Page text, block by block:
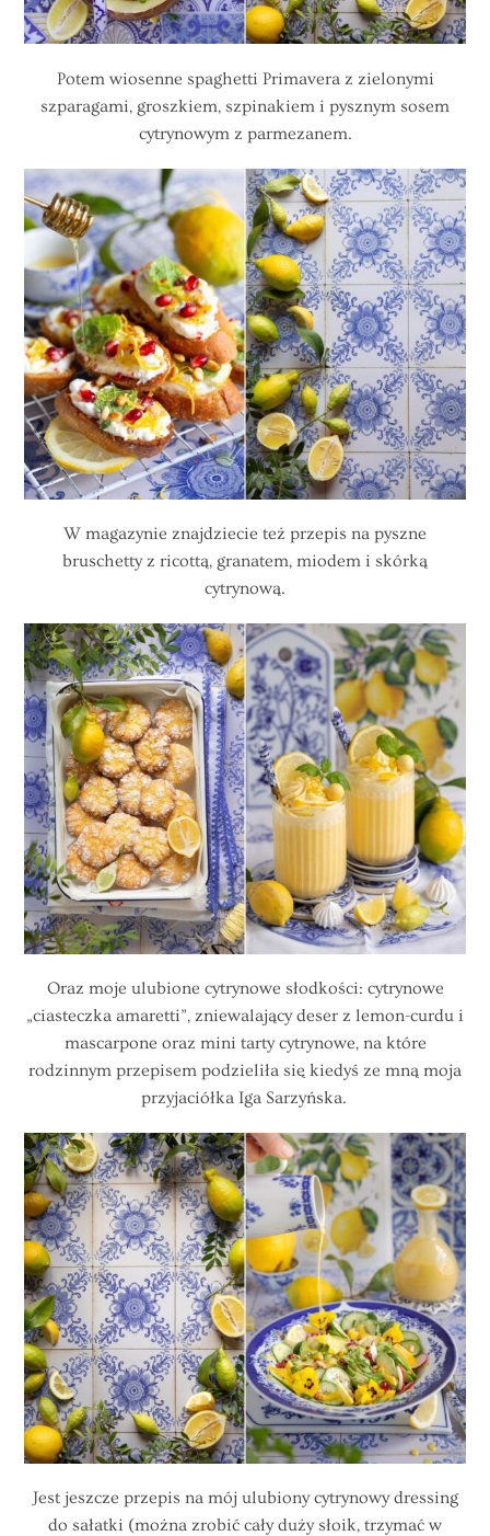
Potem wiosenne spaghetti Primavera z zielonymi
szparagami, groszkiem, szpinakiem i pysznym sosem
cytrynowym z parmezanem.
W magazynie znajdziecie też przepis na pyszne
bruschetty z ricottą, granatem, miodem i skórką
cytrynową.
Oraz moje ulubione cytrynowe słodkości: cytrynowe
„ciasteczka amaretti”, zniewalający deser z lemon-curdu i
mascarpone oraz mini tarty cytrynowe, na które
rodzinnym przepisem podzieliła się kiedyś ze mną moja
przyjaciółka Iga Sarzyńska.
Jest jeszcze przepis na mój ulubiony cytrynowy dressing
do sałatki (można zrobić cały duży słoik, trzymać w